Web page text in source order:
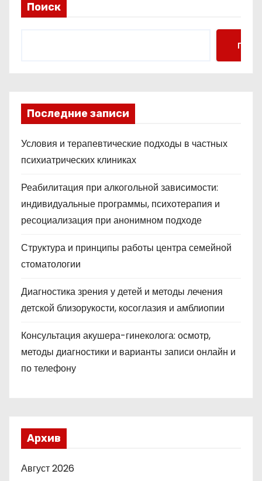
Поиск
Поиск
Последние записи
Условия и терапевтические подходы в частных
психиатрических клиниках
Реабилитация при алкогольной зависимости:
индивидуальные программы, психотерапия и
ресоциализация при анонимном подходе
Структура и принципы работы центра семейной
стоматологии
Диагностика зрения у детей и методы лечения
детской близорукости, косоглазия и амблиопии
Консультация акушера-гинеколога: осмотр,
методы диагностики и варианты записи онлайн и
по телефону
Архив
Август 2026